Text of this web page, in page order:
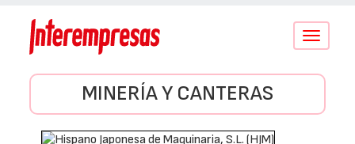
Conmutar
MINERÍA Y CANTERAS